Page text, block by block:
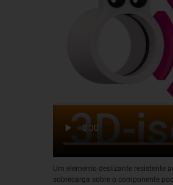
Um elemento deslizante resistente
sobrecarga sobre o componente